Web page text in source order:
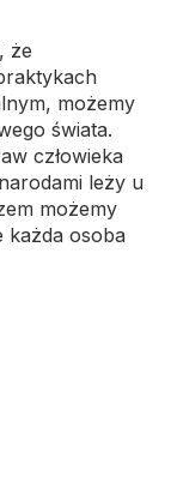
że
możemy
świata.
człowieka
leży u
możemy
każda osoba